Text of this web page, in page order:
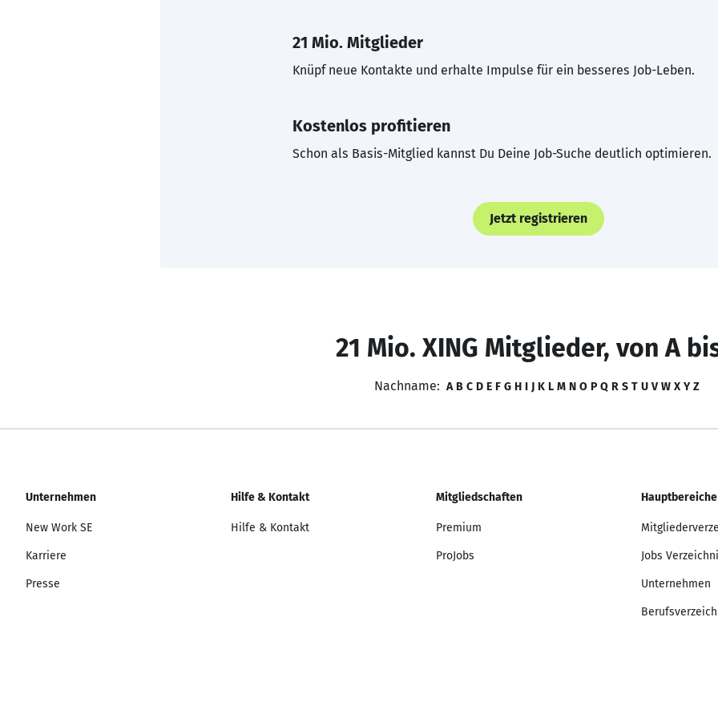
21 Mio. Mitglieder
Knüpf neue Kontakte und erhalte Impulse für ein besseres Job-Leben.
Kostenlos profitieren
Schon als Basis-Mitglied kannst Du Deine Job-Suche deutlich optimieren.
Jetzt registrieren
21 Mio. XING Mitglieder, von A
Nachname: A B C D E F G H I J K L M N O P Q R S T U V W X Y Z
Unternehmen
New Work SE
Karriere
Presse
Hilfe & Kontakt
Hilfe & Kontakt
Mitgliedschaften
Premium
ProJobs
Hauptbereiche
Jobs
Unternehmen